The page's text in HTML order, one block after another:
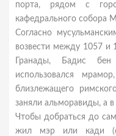
порта, рядом с
кафедрального собора
Согласно
возвести между 1057 и
Гранады, Бадис
использовался
близлежащего
заняли альморавиды, а
Чтобы добраться до
жил мэр или кади